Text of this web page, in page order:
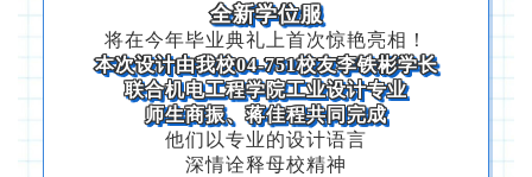
全新学位服
将在今年毕业典礼上首次惊艳亮相！
本次设计由我校04-751校友李铁彬学长
联合机电工程学院工业设计专业
师生商振、蒋佳程共同完成
他们以专业的设计语言
深情诠释母校精神